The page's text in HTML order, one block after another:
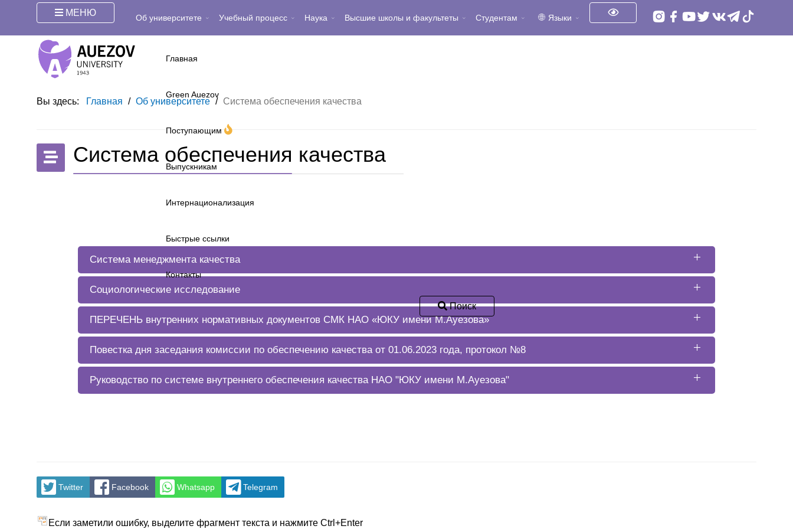
МЕНЮ Об университете Учебный процесс Наука Высшие школы и факультеты Студентам Языки
Главная
Green Auezov
Поступающим
Выпускникам
Интернационализация
Быстрые ссылки
Контакты
Поиск
Вы здесь: Главная / Об университете / Система обеспечения качества
Система обеспечения качества
Система менеджмента качества
Социологические исследование
ПЕРЕЧЕНЬ внутренних нормативных документов СМК НАО «ЮКУ имени М.Ауезова»
Повестка дня заседания комиссии по обеспечению качества от 01.06.2023 года, протокол №8
Руководство по системе внутреннего обеспечения качества НАО "ЮКУ имени М.Ауезова"
Twitter Facebook Whatsapp Telegram
Если заметили ошибку, выделите фрагмент текста и нажмите Ctrl+Enter